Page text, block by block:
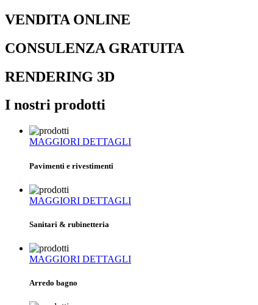
VENDITA ONLINE
CONSULENZA GRATUITA
RENDERING 3D
I nostri prodotti
MAGGIORI DETTAGLI
Pavimenti e rivestimenti
MAGGIORI DETTAGLI
Sanitari & rubinetteria
MAGGIORI DETTAGLI
Arredo bagno